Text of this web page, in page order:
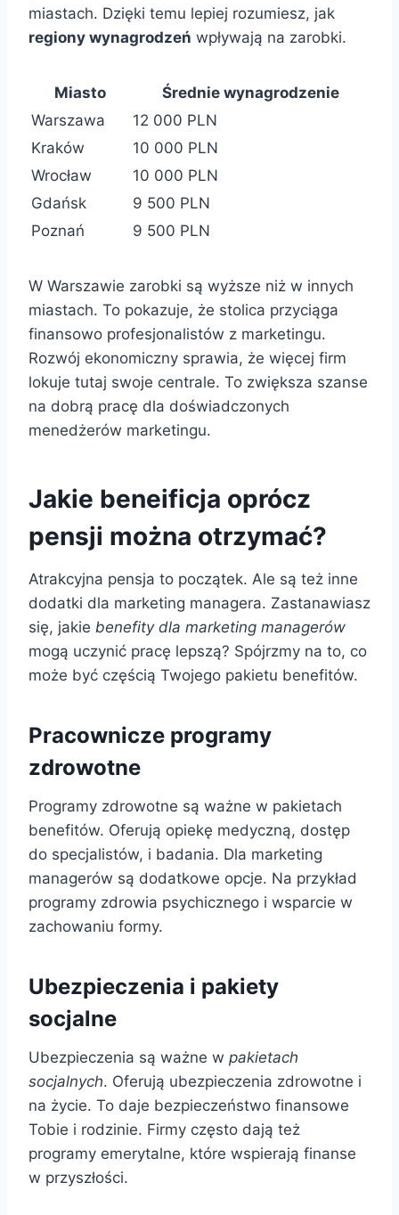
miastach. Dzięki temu lepiej rozumiesz, jak
regiony wynagrodzeń wpływają na zarobki.
Miasto
Średnie wynagrodzenie
Warszawa
12 000 PLN
Kraków
10 000 PLN
Wrocław
10 000 PLN
Gdańsk
9 500 PLN
Poznań
9 500 PLN
W Warszawie zarobki są wyższe niż w innych
miastach. To pokazuje, że stolica przyciąga
finansowo profesjonalistów z marketingu.
Rozwój ekonomiczny sprawia, że więcej firm
lokuje tutaj swoje centrale. To zwiększa szanse
na dobrą pracę dla doświadczonych
menedżerów marketingu.
Jakie beneificja oprócz
pensji można otrzymać?
Atrakcyjna pensja to początek. Ale są też inne
dodatki dla marketing managera. Zastanawiasz
się, jakie benefity dla marketing managerów
mogą uczynić pracę lepszą? Spójrzmy na to, co
może być częścią Twojego pakietu benefitów.
Pracownicze programy
zdrowotne
Programy zdrowotne są ważne w pakietach
benefitów. Oferują opiekę medyczną, dostęp
do specjalistów, i badania. Dla marketing
managerów są dodatkowe opcje. Na przykład
programy zdrowia psychicznego i wsparcie w
zachowaniu formy.
Ubezpieczenia i pakiety
socjalne
Ubezpieczenia są ważne w pakietach
socjalnych. Oferują ubezpieczenia zdrowotne i
na życie. To daje bezpieczeństwo finansowe
Tobie i rodzinie. Firmy często dają też
programy emerytalne, które wspierają finanse
w przyszłości.